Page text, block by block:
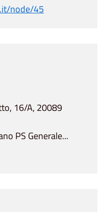
node/45
16/A, 20089
PS Generale...